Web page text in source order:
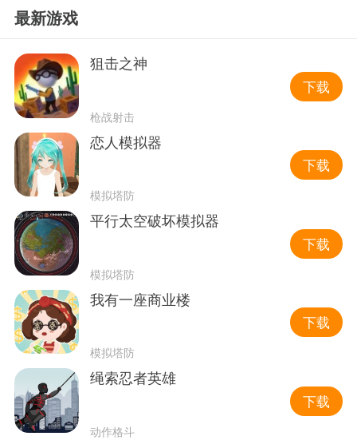
最新游戏
狙击之神
枪战射击
下载
恋人模拟器
模拟塔防
下载
平行太空破坏模拟器
模拟塔防
下载
我有一座商业楼
模拟塔防
下载
绳索忍者英雄
动作格斗
下载